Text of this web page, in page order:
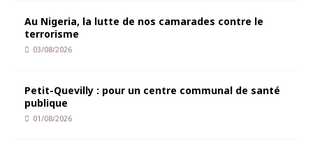
Au Nigeria, la lutte de nos camarades contre le
terrorisme
03/08/2026
Petit-Quevilly : pour un centre communal de santé
publique
01/08/2026